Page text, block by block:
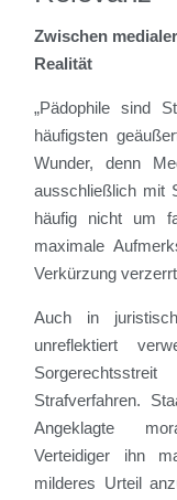
Zwischen
Realität
„Pädophile sind
häufigsten
Wunder, denn
ausschließlich mit
häufig nicht um
maximale
Verkürzung
Auch in
unreflektiert
Strafverfahren.
Angeklagte
Verteidiger ihn
milderes Urteil